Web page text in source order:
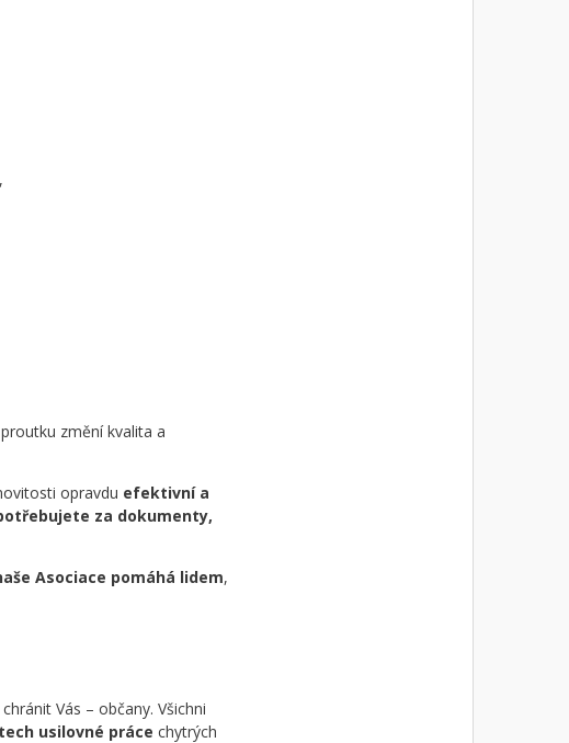
změní kvalita a
opravdu efektivní a
za dokumenty,
Asociace pomáhá lidem,
Vás – občany. Všichni
usilovné práce chytrých